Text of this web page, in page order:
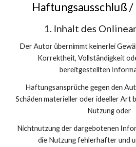
Haftungsausschluß /
1. Inhalt des
Der Autor übernimmt keinerlei
Korrektheit, Vollständigkeit
bereitgestellten
Haftungsansprüche gegen den
Schäden materieller oder ideeller Art
Nutzung oder
Nichtnutzung der dargebotenen
die Nutzung fehlerhafter und